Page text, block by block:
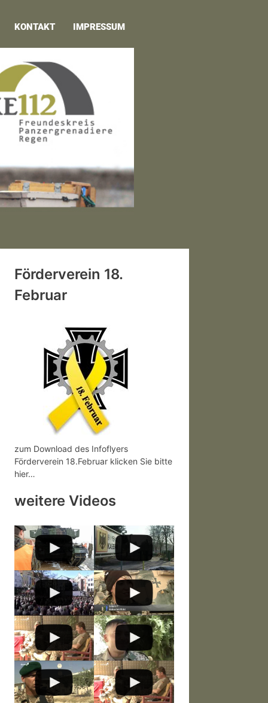
KONTAKT IMPRESSUM
Förderverein 18.
Februar
zum Download des Infoflyers
Förderverein 18.Februar klicken Sie bitte
hier…
weitere Videos